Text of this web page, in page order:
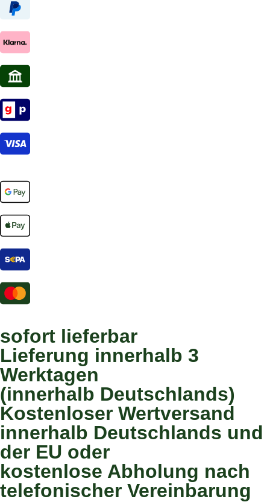
sofort lieferbar
Lieferung innerhalb 3
Werktagen
(innerhalb Deutschlands)
Kostenloser Wertversand
innerhalb Deutschlands und
der EU oder
kostenlose Abholung nach
telefonischer Vereinbarung